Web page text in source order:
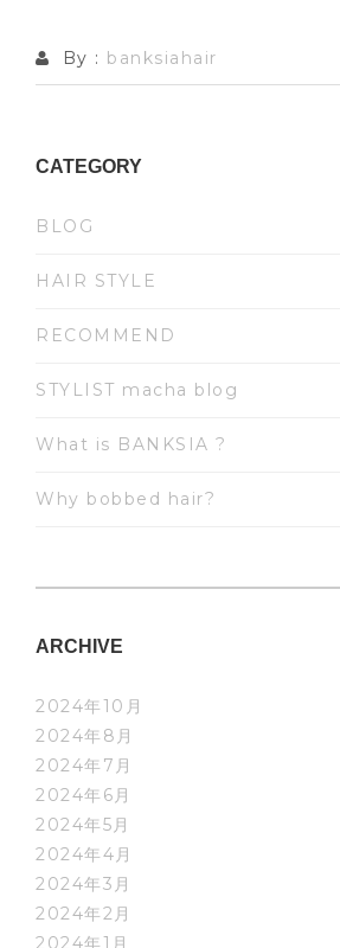
By : banksiahair
CATEGORY
BLOG
HAIR STYLE
RECOMMEND
STYLIST macha blog
What is BANKSIA ?
Why bobbed hair?
ARCHIVE
2024年10月
2024年8月
2024年7月
2024年6月
2024年5月
2024年4月
2024年3月
2024年2月
2024年1月